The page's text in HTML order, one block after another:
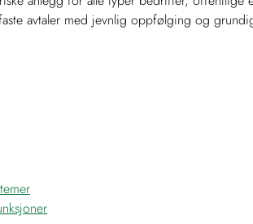
avtaler med jevnlig oppfølging og